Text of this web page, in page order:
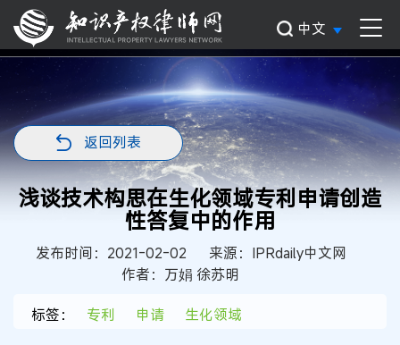
中文
返回列表
浅谈技术构思在生化领域专利申请创造
性答复中的作用
发布时间：2021-02-02
来源：IPRdaily中文网
作者：万娟 徐苏明
标签： 专利 申请 生化领域